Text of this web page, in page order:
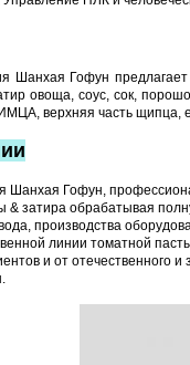
Шанхая Гофун
овоща, соус, сок,
верхняя часть щипца,
Гофун,
& затира обрабатывая
производства
линии томатной
и от